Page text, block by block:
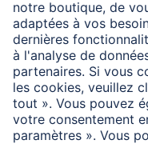
Dimensions
Dimensions hors tout
H x P
Dimensions